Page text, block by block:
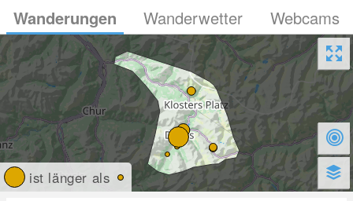
Wanderungen Wanderwetter Webcams
ist länger als